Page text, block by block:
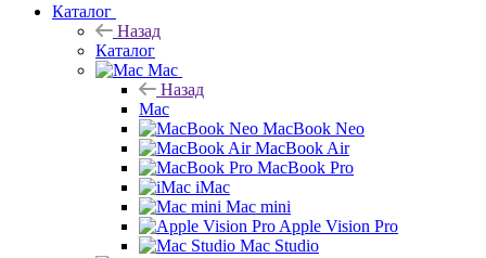
Каталог
Назад
Каталог
Mac
Назад
Mac
MacBook Neo
MacBook Air
MacBook Pro
iMac
Mac mini
Apple Vision Pro
Mac Studio